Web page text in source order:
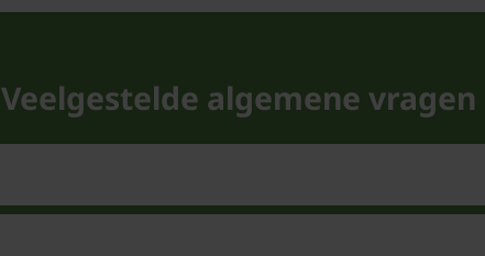
Veelgestelde algemene vragen